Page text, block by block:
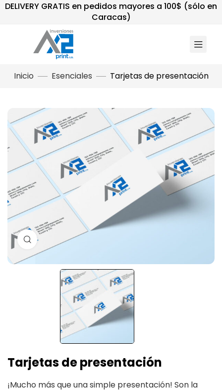
DELIVERY GRATIS en pedidos mayores a 100$ (sólo en
Caracas)
Inicio Esenciales Tarjetas de presentación
Ampliar imagen
Tarjetas de presentación
¡Mucho más que una simple presentación! Son la